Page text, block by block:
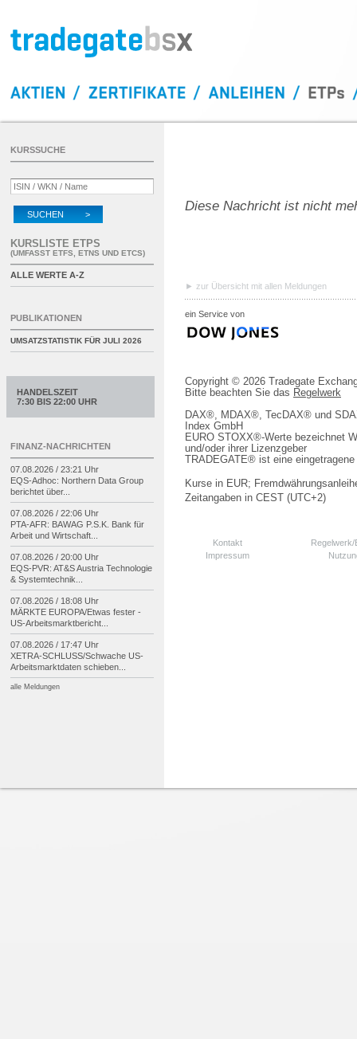
Diese Nachricht ist nicht
zur Übersicht mit allen Meldungen
ein Service von
Copyright © 2026 Tradegate
Bitte beachten Sie das Regelwerk
DAX®, MDAX®, TecDAX® und
Index GmbH
EURO STOXX®-Werte bezeichnet
und/oder ihrer Lizenzgeber
TRADEGATE® ist eine
Kurse in EUR;
Zeitangaben in CEST (UTC+2)
Kontakt
Impressum
KURSSUCHE
SUCHEN >
KURSLISTE ETPS
(UMFASST ETFS, ETNS UND ETCS)
ALLE WERTE A-Z
PUBLIKATIONEN
UMSATZSTATISTIK FÜR JULI 2026
HANDELSZEIT
7:30 BIS 22:00 UHR
FINANZ-NACHRICHTEN
07.08.2026 / 23:21 Uhr
EQS-Adhoc: Northern Data Group
berichtet über...
07.08.2026 / 22:06 Uhr
PTA-AFR: BAWAG P.S.K. Bank für
Arbeit und Wirtschaft...
07.08.2026 / 20:00 Uhr
EQS-PVR: AT&S Austria Technologie
& Systemtechnik...
07.08.2026 / 18:08 Uhr
MÄRKTE EUROPA/Etwas fester -
US-Arbeitsmarktbericht...
07.08.2026 / 17:47 Uhr
XETRA-SCHLUSS/Schwache US-
Arbeitsmarktdaten schieben...
alle Meldungen